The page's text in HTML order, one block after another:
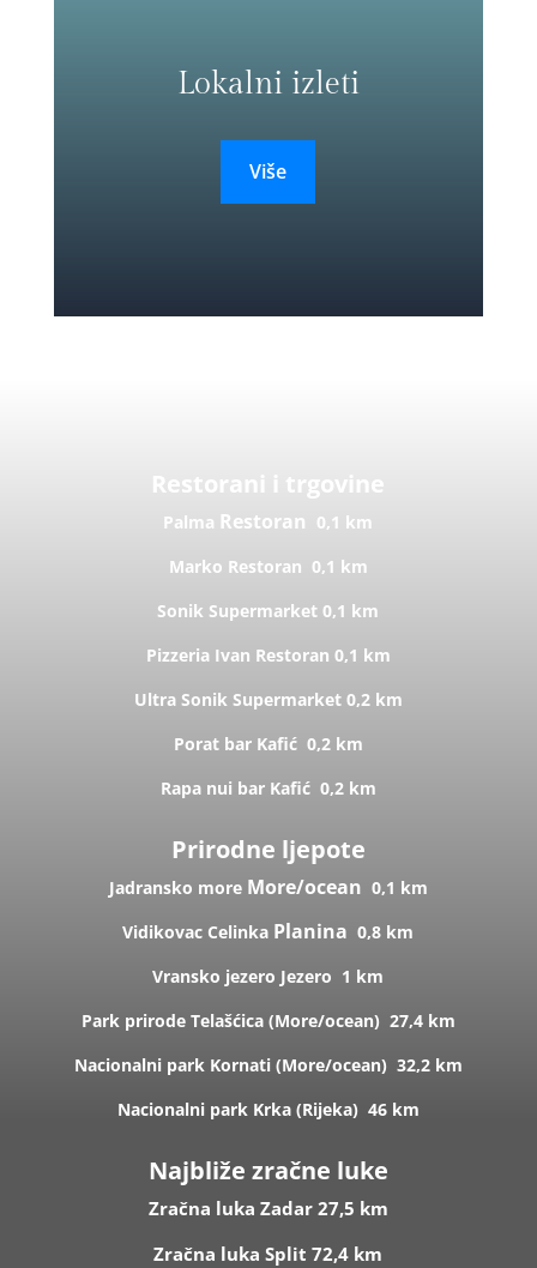
Lokalni izleti
Više
Restorani i trgovine
Palma Restoran 0,1 km
Marko Restoran 0,1 km
Sonik Supermarket0,1 km
Pizzeria Ivan Restoran 0,1 km
Ultra Sonik Supermarket 0,2 km
Porat bar Kafić 0,2 km
Rapa nui bar Kafić 0,2 km
Prirodne ljepote
Jadransko more More/ocean 0,1 km
Vidikovac Celinka Planina0,8 km
Vransko jezero Jezero 1 km
Park prirode Telašćica (More/ocean) 27,4 km
Nacionalni park Kornati (More/ocean) 32,2 km
Nacionalni park Krka (Rijeka) 46 km
Najbliže zračne luke
Zračna luka Zadar 27,5 km
Zračna luka Split 72,4 km